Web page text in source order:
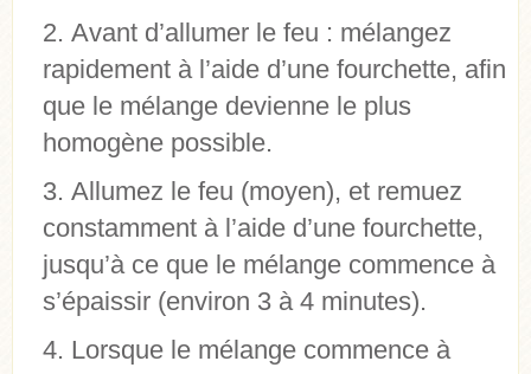
Avant d’allumer le feu : mélangez
rapidement à l’aide d’une fourchette, afin
que le mélange devienne le plus
homogène possible.
Allumez le feu (moyen), et remuez
constamment à l’aide d’une fourchette,
jusqu’à ce que le mélange commence à
s’épaissir (environ 3 à 4 minutes).
Lorsque le mélange commence à